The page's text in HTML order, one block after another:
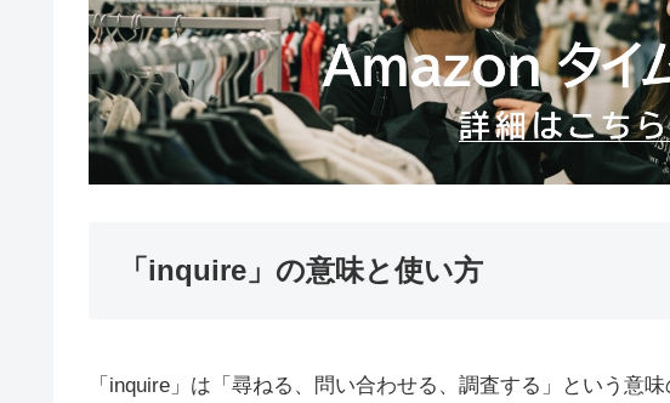
「inquire」の意味と使い方
「inquire」は「尋ねる、問い合わせる、調査する」という意